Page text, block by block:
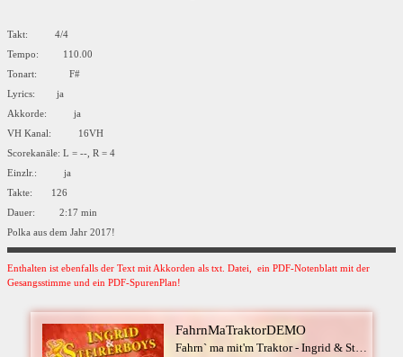
Takt: 4/4
Tempo: 110.00
Tonart: F#
Lyrics: ja
Akkorde: ja
VH Kanal: 16VH
Scorekanäle: L = --, R = 4
Einzlr.: ja
Takte: 126
Dauer: 2:17 min
Polka aus dem Jahr 2017!
Enthalten ist ebenfalls der Text mit Akkorden als txt. Datei, ein PDF-Notenblatt mit der
Gesangsstimme und ein PDF-SpurenPlan!
FahrnMaTraktorDEMO
Fahrn` ma mit'm Traktor - Ingrid & Steirerboys